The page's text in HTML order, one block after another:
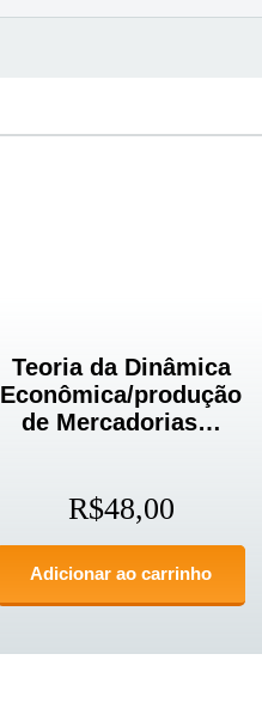
Teoria da Dinâmica
Econômica/produção
de Mercadorias…
R$48,00
Adicionar ao carrinho